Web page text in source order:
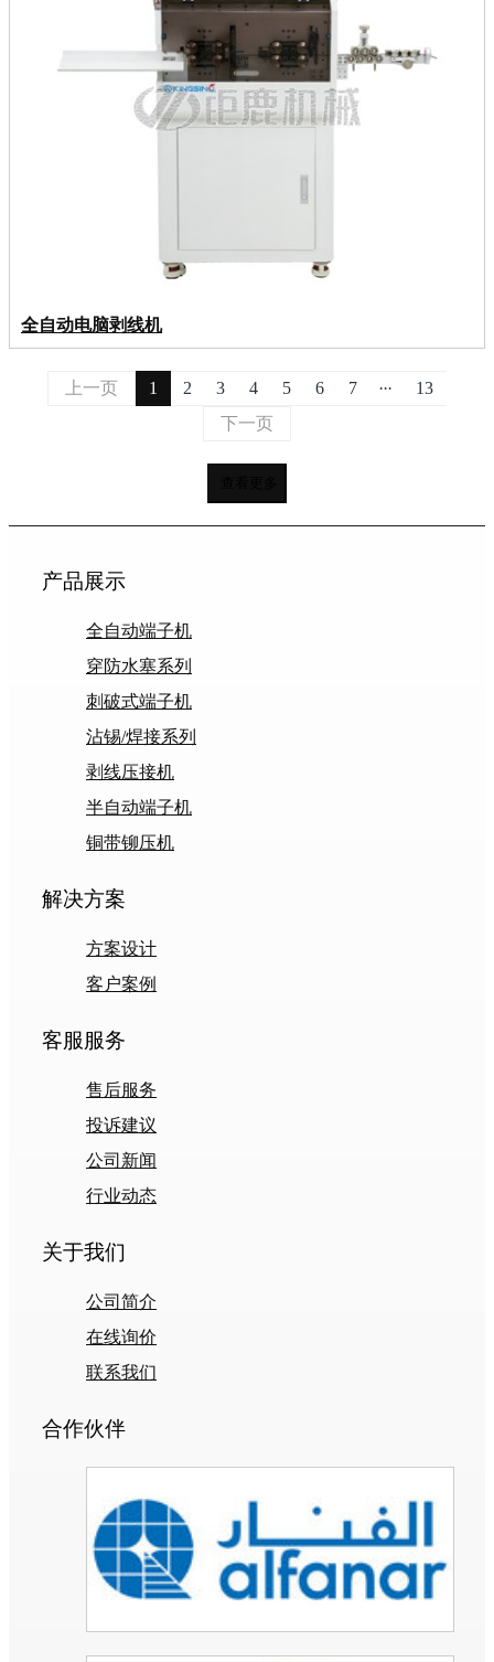
全自动电脑剥线机
上一页 1 2 3 4 5 6 7 ...
13
下一页
产品展示
全自动端子机
穿防水塞系列
刺破式端子机
沾锡/焊接系列
剥线压接机
半自动端子机
铜带铆压机
解决方案
方案设计
客户案例
客服服务
售后服务
投诉建议
公司新闻
行业动态
关于我们
公司简介
在线询价
联系我们
合作伙伴